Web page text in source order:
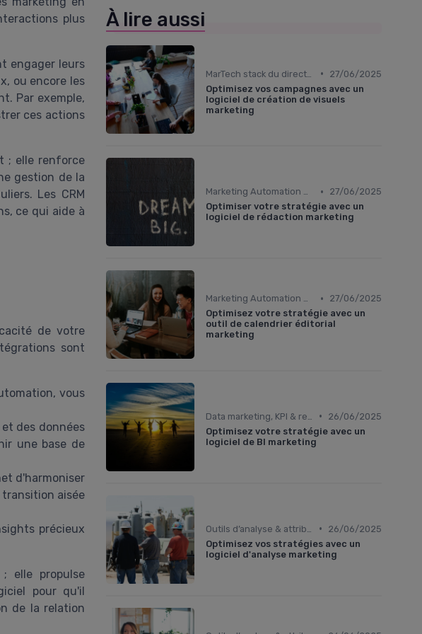
plus
engager leurs
ou encore les
Par exemple,
ces actions
; elle renforce
gestion de la
Les CRM
ce qui aide à
de votre
sont
vous
des données
une base de
d'harmoniser
aisée
précieux
elle propulse
pour qu'il
de la relation
À lire aussi
•
27/06/2025
Optimisez vos campagnes avec un
logiciel de création de visuels
marketing
Marketing Automation & CRM •
27/06/2025
Optimiser votre stratégie avec un
logiciel de rédaction marketing
Marketing Automation & CRM •
27/06/2025
Optimisez votre stratégie avec un
outil de calendrier éditorial
marketing
•
26/06/2025
Optimisez votre stratégie avec un
logiciel de BI marketing
•
26/06/2025
Optimisez vos stratégies avec un
logiciel d'analyse marketing